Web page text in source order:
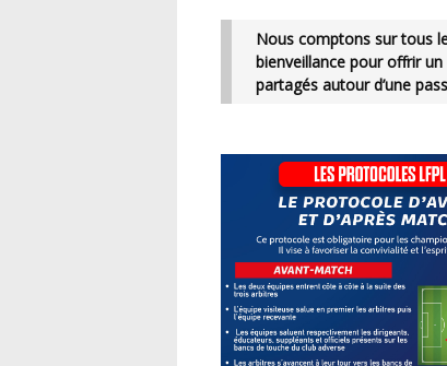
Nous comptons sur tous les acteurs pour cultiver le respect, le fair-play et la
bienveillance pour offrir un
partagés autour d’une